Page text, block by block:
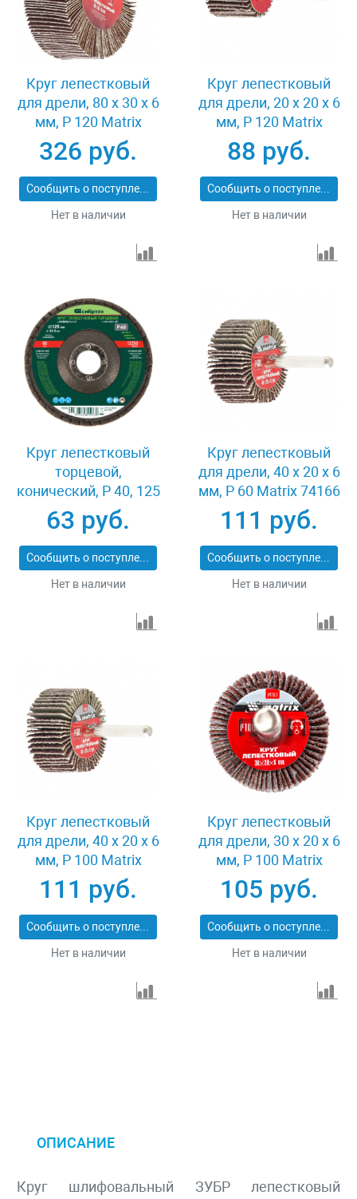
Круг лепестковый
для дрели, 80 х 30 х 6
мм, P 120 Matrix
74146
326 руб.
Сообщить о поступлении
Нет в наличии
Круг лепестковый
для дрели, 20 х 20 х 6
мм, P 120 Matrix
74104
88 руб.
Сообщить о поступлении
Нет в наличии
Круг лепестковый
торцевой,
конический, Р 40, 125
х 22.2 мм Сибртех
74083
63 руб.
Сообщить о поступлении
Нет в наличии
Круг лепестковый
для дрели, 40 х 20 х 6
мм, P 60 Matrix 74166
111 руб.
Сообщить о поступлении
Нет в наличии
Круг лепестковый
для дрели, 40 х 20 х 6
мм, P 100 Matrix
74168
111 руб.
Сообщить о поступлении
Нет в наличии
Круг лепестковый
для дрели, 30 х 20 х 6
мм, P 100 Matrix
74161
105 руб.
Сообщить о поступлении
Нет в наличии
ОПИСАНИЕ
Круг шлифовальный ЗУБР лепестковый